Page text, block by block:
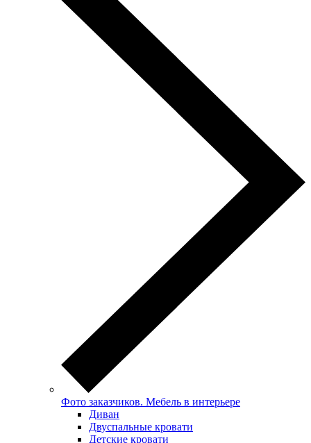
Фото заказчиков. Мебель в интерьере
Диван
Двуспальные кровати
Детские кровати